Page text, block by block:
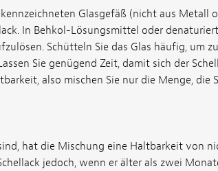
Glasgefäß (nicht aus Metall
In Behkol-Lösungsmittel oder
Schütteln Sie das Glas häufig, um
Sie genügend Zeit, damit sich der
also mischen Sie nur die Menge, die
hat die Mischung eine Haltbarkeit von
jedoch, wenn er älter als zwei